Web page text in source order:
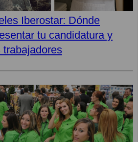
Iberostar: Dónde
tu candidatura y
trabajadores